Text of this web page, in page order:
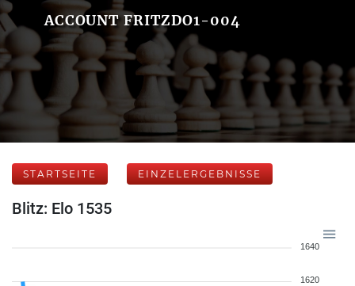
ACCOUNT FRITZDO1-004
STARTSEITE EINZELERGEBNISSE
Blitz: Elo 1535
1640
1620